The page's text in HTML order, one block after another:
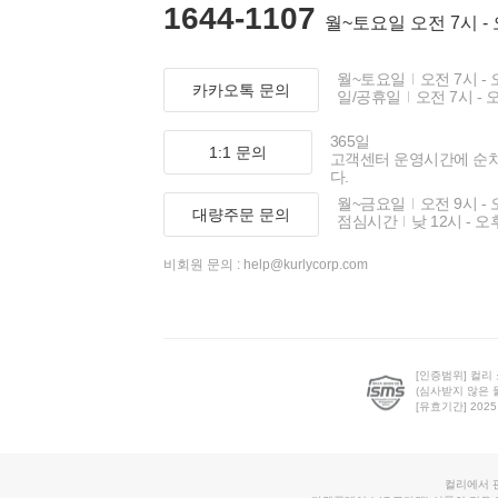
1644-1107 월~토요일 오전 7시 -
카카오톡 문의
월~토요일
오전 7시 -
일/공휴일
오전 7시 -
1:1 문의
365일
고객센터 운영시간에 순
다.
대량주문 문의
월~금요일
오전 9시 -
점심시간
낮 12시 - 오
비회원 문의 : help@kurlycorp.com
[인증범위] 컬리
(심사받지 않은
[유효기간]
컬리에서